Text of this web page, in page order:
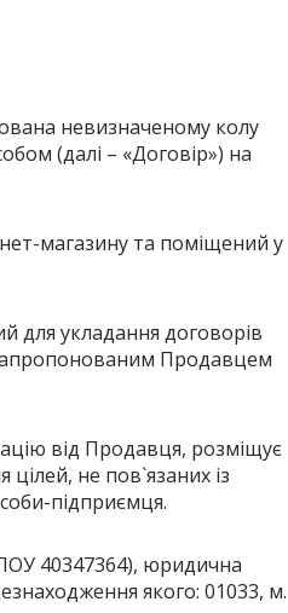
невизначеному колу
(далі – «Договір») на
магазину та поміщений у
для укладання договорів
запропонованим Продавцем
від Продавця, розміщує
не пов`язаних із
підприємця.
40347364), юридична
якого: 01033, м.